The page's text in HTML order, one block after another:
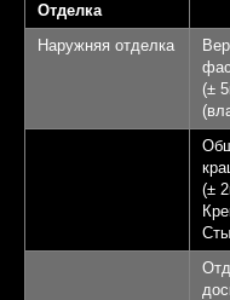
Отделка
Наружняя отделка
(±
(±
Терраса -
4
КП
Апрелевка
6
Записаться на